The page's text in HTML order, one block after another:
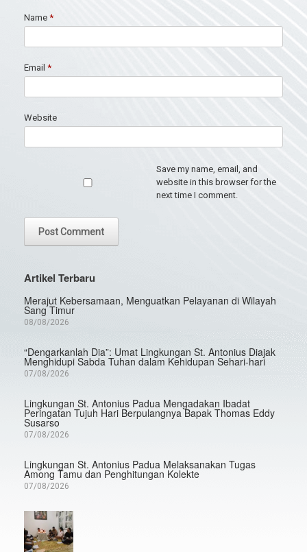
Name *
Email *
Website
Save my name, email, and
website in this browser for the
next time I comment.
Artikel Terbaru
Merajut Kebersamaan, Menguatkan Pelayanan di Wilayah
Sang Timur
08/08/2026
“Dengarkanlah Dia”: Umat Lingkungan St. Antonius Diajak
Menghidupi Sabda Tuhan dalam Kehidupan Sehari-hari
07/08/2026
Lingkungan St. Antonius Padua Mengadakan Ibadat
Peringatan Tujuh Hari Berpulangnya Bapak Thomas Eddy
Susarso
07/08/2026
Lingkungan St. Antonius Padua Melaksanakan Tugas
Among Tamu dan Penghitungan Kolekte
07/08/2026